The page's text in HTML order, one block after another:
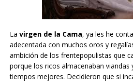
La virgen de la Cama, ya les he
adecentada con muchos oros y
ambición de los frentepopulistas que
porque los ricos almacenaban viandas
tiempos mejores. Decidieron que si